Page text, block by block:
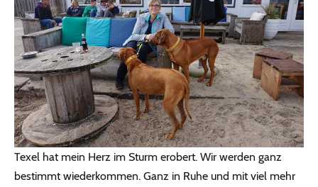
Texel hat mein Herz im Sturm erobert. Wir werden ganz
bestimmt wiederkommen. Ganz in Ruhe und mit viel mehr